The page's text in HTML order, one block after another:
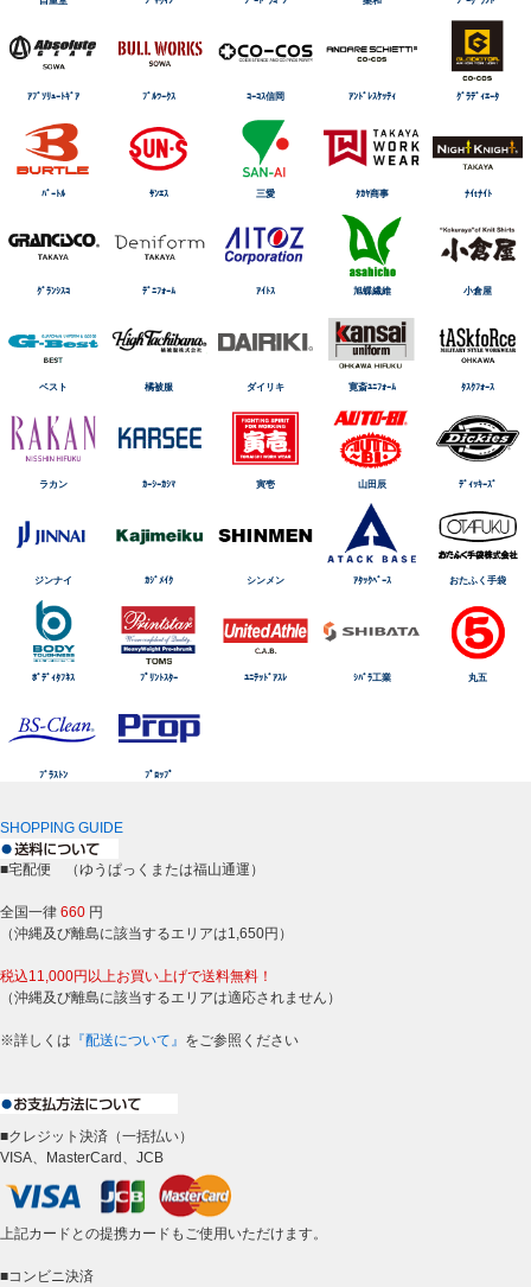
ｱﾌﾞｿﾘｭｰﾄｷﾞｱ ﾌﾞﾙﾜｰｸｽ ｺｰｺｽ信岡 ｱﾝﾄﾞﾚｽｹｯﾃｨ ｸﾞﾗﾃﾞｨｴｰﾀ
ﾊﾞｰﾄﾙ ｻﾝｴｽ 三愛 ﾀｶﾔ商事 ﾅｲtﾅｲﾄ
ｸﾞﾗﾝｼｽｺ ﾃﾞﾆﾌｫｰﾑ ｱｲﾄｽ 旭蝶繊維 小倉屋
ベスト 橘被服 ダイリキ 寛斎ﾕﾆﾌｫｰﾑ ﾀｽｸﾌｫｰｽ
ラカン ｶｰｼｰｶｼﾏ 寅壱 山田辰 ﾃﾞｨｯｷｰｽﾞ
ジンナイ ｶｼﾞﾒｲｸ シンメン ｱﾀｯｸﾍﾞｰｽ おたふく手袋
ﾎﾞﾃﾞｨﾀﾌﾈｽ ﾌﾟﾘﾝﾄｽﾀｰ ﾕﾆﾃｯﾄﾞｱｽﾚ ｼﾊﾞﾗ工業 丸五
ﾌﾞﾗｽﾄﾝ ﾌﾟﾛｯﾌﾟ
SHOPPING GUIDE
■宅配便 （ゆうぱっくまたは福山通運）
全国一律 660 円
（沖縄及び離島に該当するエリアは1,650円）
税込11,000円以上お買い上げで送料無料！
（沖縄及び離島に該当するエリアは適応されません）
※詳しくは 『配送について』 をご参照ください
■クレジット決済（一括払い）
VISA、MasterCard、JCB
上記カードとの提携カードもご使用いただけます。
■コンビニ決済